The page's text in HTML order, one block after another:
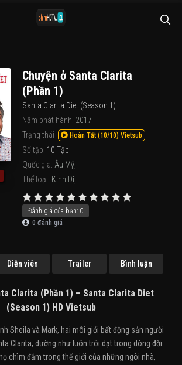
Chuyện ở Santa Clarita
(Phần 1)
Santa Clarita Diet (Season 1)
Năm phát hành: 2017
Trạng thái
Hoàn Tất (10/10) Vietsub
Số tập: 10 Tập
Quốc gia: Âu Mỹ
Thể loại: Kinh Dị
Đánh giá của bạn: 0
0 đánh giá
Diễn viên Trailer Bình luận
Clarita (Phần 1) – Santa Clarita Diet
(Season 1) HD Vietsub
Sheila và Mark, hai môi giới bất động sản người
Clarita, dường như luôn trôi dạt trong dòng đời
chìm đắm trong thế giới của những ngôi nhà,